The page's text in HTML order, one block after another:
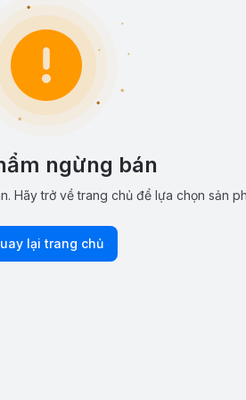
ngừng bán
Hãy trở về trang chủ để lựa chọn sản
lại trang chủ